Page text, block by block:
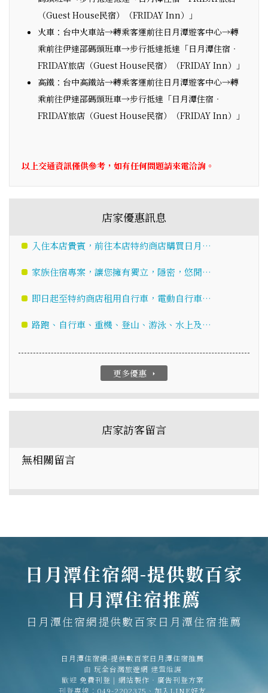
（Guest House民宿）（FRIDAY Inn）」
火車：台中火車站→轉乘客運前往日月潭遊客中心→轉
乘前往伊達邵碼頭班車→步行抵達抵達「日月潭住宿‧
FRIDAY旅店（Guest House民宿）（FRIDAY Inn）」
高鐵：台中高鐵站→轉乘客運前往日月潭遊客中心→轉
乘前往伊達邵碼頭班車→步行抵達「日月潭住宿‧
FRIDAY旅店（Guest House民宿）（FRIDAY Inn）」
以上交通資訊僅供參考，如有任何問題請來電洽詢。
店家優惠訊息
入住本店貴賓，前往本店特約商店購買日月…
家族住宿專案，讓您擁有獨立，隱密，悠閒…
即日起至特約商店租用自行車，電動自行車…
路跑、自行車、重機、登山、游泳、水上及…
更多優惠 arrow_right
店家訪客留言
無相關留言
日月潭住宿網-提供數百家
日月潭住宿推薦
日月潭住宿網提供數百家日月潭住宿推薦
日月潭住宿網-提供數百家日月潭住宿推薦
由 玩全台灣旅遊網 建置維護
歡迎 免費刊登 | 網站製作‧廣告刊登方案
刊登專線： 049-2202375 、 加入LINE好友